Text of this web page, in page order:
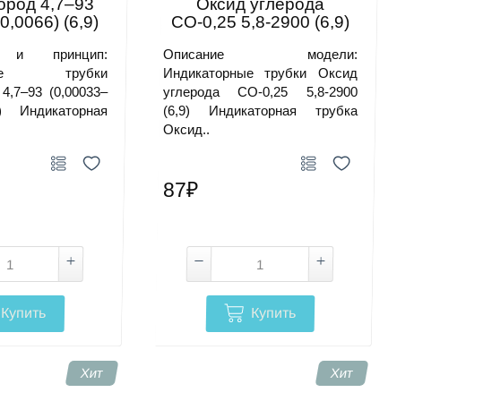
заданию, методике или списку параметров. Укажите
требования к документам. Специалист сравнит
под техническое задание.по России и гарантийное
Условия зависят от товара, региона, комплектации
конкретной модели перед поставкой.
4,7–93
(6,9)
и принцип:
трубки
(0,00033–
Индикаторная
Купить
Оксид углерода
СО-0,25 5,8-2900 (6,9)
Описание модели:
Индикаторные трубки Оксид
углерода СО-0,25 5,8-2900
(6,9) Индикаторная трубка
Оксид..
87₽
Купить
Хит Хит